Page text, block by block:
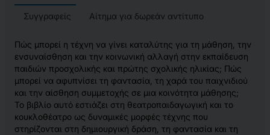
Συγγραφείς Αίτημα για δωρεάν αντίτυπο
Πώς μπορεί η τέχνη να γίνει καταλύτης για τη μάθηση, την
ενσυναίσθηση και την κοινωνική αλλαγή στην εκπαίδευση
παιδιών προσχολικής και πρώτης σχολικής ηλικίας; Πώς
μπορεί να αφυπνίσει τη φαντασία, τη χαρά του παιχνιδιού
και την αίσθηση συμμετοχής σε μια κοινότητα μάθησης;
Το βιβλίο αυτό εστιάζει στη θεατροπαιδαγωγική και το
κουκλοθέατρο ως δυναμικές μορφές τέχνης που
στηρίζονται στη δημιουργική δράση, τη φαντασία και τη